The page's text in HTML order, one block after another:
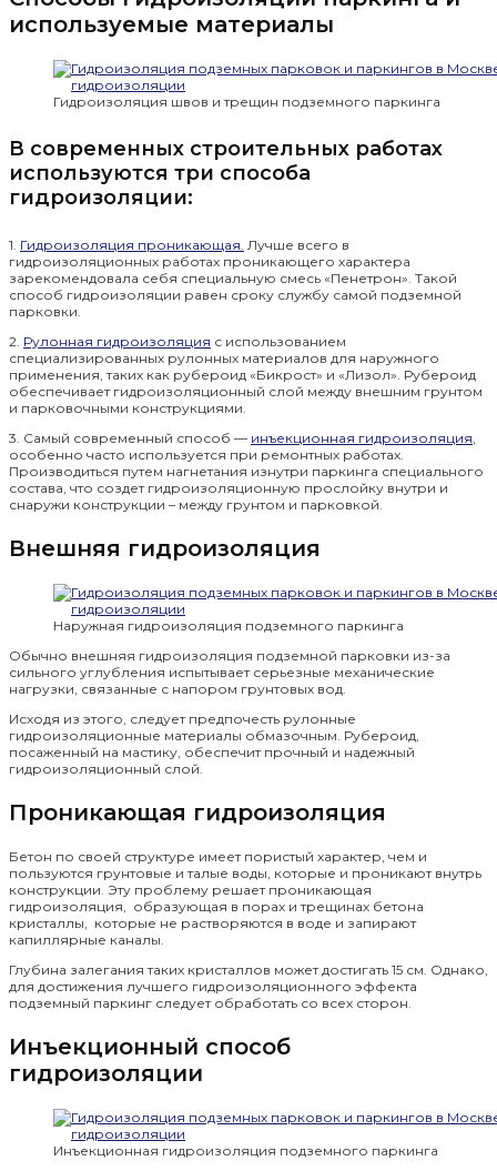
используемые материалы
Гидроизоляция швов и трещин подземного паркинга
В современных строительных работах
используются три способа
гидроизоляции:
1. Гидроизоляция проникающая. Лучше всего в
гидроизоляционных работах проникающего характера
зарекомендовала себя специальную смесь «Пенетрон». Такой
способ гидроизоляции равен сроку службу самой подземной
парковки.
2. Рулонная гидроизоляция с использованием
специализированных рулонных материалов для наружного
применения, таких как рубероид «Бикрост» и «Лизол». Рубероид
обеспечивает гидроизоляционный слой между внешним грунтом
и парковочными конструкциями.
3. Самый современный способ — инъекционная гидроизоляция,
особенно часто используется при ремонтных работах.
Производиться путем нагнетания изнутри паркинга специального
состава, что создет гидроизоляционную прослойку внутри и
снаружи конструкции – между грунтом и парковкой.
Внешняя гидроизоляция
Наружная гидроизоляция подземного паркинга
Обычно внешняя гидроизоляция подземной парковки из-за
сильного углубления испытывает серьезные механические
нагрузки, связанные с напором грунтовых вод.
Исходя из этого, следует предпочесть рулонные
гидроизоляционные материалы обмазочным. Рубероид,
посаженный на мастику, обеспечит прочный и надежный
гидроизоляционный слой.
Проникающая гидроизоляция
Бетон по своей структуре имеет пористый характер, чем и
пользуются грунтовые и талые воды, которые и проникают внутрь
конструкции. Эту проблему решает проникающая
гидроизоляция, образующая в порах и трещинах бетона
кристаллы, которые не растворяются в воде и запирают
капиллярные каналы.
Глубина залегания таких кристаллов может достигать 15 см. Однако,
для достижения лучшего гидроизоляционного эффекта
подземный паркинг следует обработать со всех сторон.
Инъекционный способ
гидроизоляции
Инъекционная гидроизоляция подземного паркинга